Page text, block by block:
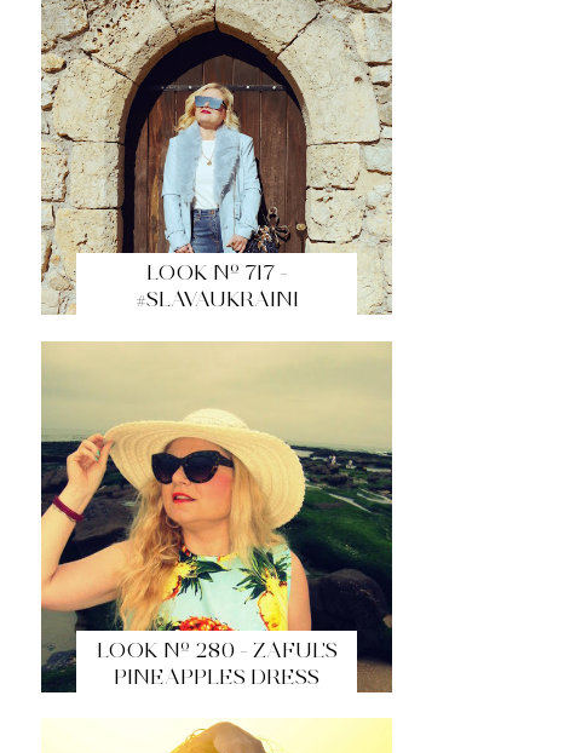
LOOK Nº 717 -
#SLAVAUKRAINI
LOOK Nº 280 - ZAFUL'S
PINEAPPLES DRESS